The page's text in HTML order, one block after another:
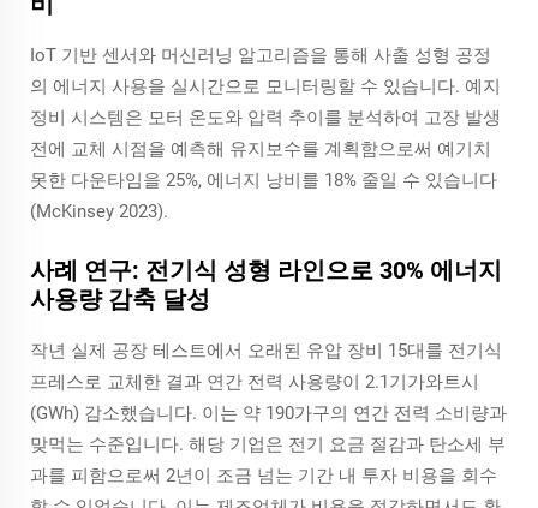
IoT 기반 센서와 머신러닝 알고리즘을 통해 사출 성형 공정
의 에너지 사용을 실시간으로 모니터링할 수 있습니다. 예지
정비 시스템은 모터 온도와 압력 추이를 분석하여 고장 발생
전에 교체 시점을 예측해 유지보수를 계획함으로써 예기치
못한 다운타임을 25%, 에너지 낭비를 18% 줄일 수 있습니다
(McKinsey 2023).
사례 연구: 전기식 성형 라인으로 30% 에너지
사용량 감축 달성
작년 실제 공장 테스트에서 오래된 유압 장비 15대를 전기식
프레스로 교체한 결과 연간 전력 사용량이 2.1기가와트시
(GWh) 감소했습니다. 이는 약 190가구의 연간 전력 소비량과
맞먹는 수준입니다. 해당 기업은 전기 요금 절감과 탄소세 부
과를 피함으로써 2년이 조금 넘는 기간 내 투자 비용을 회수